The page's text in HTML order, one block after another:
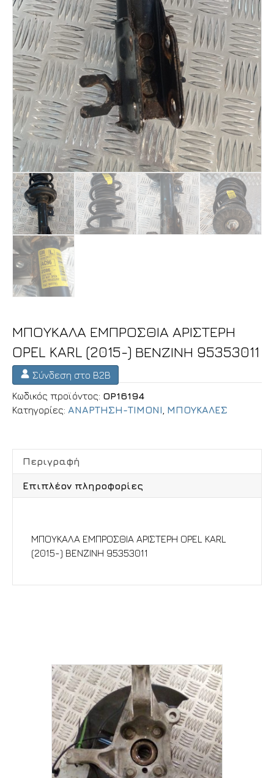
ΜΠΟΥΚΑΛΑ ΕΜΠΡΟΣΘΙΑ ΑΡΙΣΤΕΡΗ
OPEL KARL (2015-) ΒΕΝΖΙΝΗ 95353011
Σύνδεση στο B2B
Κωδικός προϊόντος: OP16194
Κατηγορίες: ΑΝΑΡΤΗΣΗ-ΤΙΜΟΝΙ ΜΠΟΥΚΑΛΕΣ
Περιγραφή
Επιπλέον πληροφορίες
ΜΠΟΥΚΑΛΑ ΕΜΠΡΟΣΘΙΑ ΑΡΙΣΤΕΡΗ OPEL KARL
(2015-) ΒΕΝΖΙΝΗ 95353011